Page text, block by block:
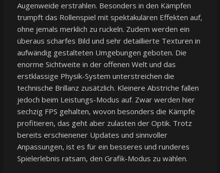
Augenweide erstrahlen. Besonders in den Kämpfen
trumpft das Rollenspiel mit spektakulären Effekten auf,
ohne jemals merklich zu ruckeln. Zudem werden ein
überaus scharfes Bild und sehr detaillierte Texturen in
aufwändig gestalteten Umgebungen geboten. Die
enorme Sichtweite in der offenen Welt und das
erstklassige Physik-System unterstreichen die
technische Brillanz zusätzlich. Kleinere Abstriche fallen
jedoch beim Leistungs-Modus auf. Zwar werden hier
sechzig FPS gehalten, wovon besonders die Kämpfe
profitieren, das geht aber zulasten der Optik. Trotz
bereits erschienener Updates und sinnvoller
Anpassungen, ist es für ein besseres und runderes
Spielerlebnis ratsam, den Grafik-Modus zu wählen.